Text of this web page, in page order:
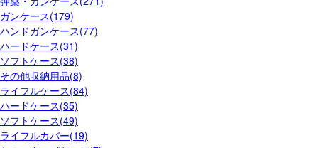
ガンケース(179)
ハンドガンケース(77)
ハードケース(31)
ソフトケース(38)
その他収納用品(8)
ライフルケース(84)
ハードケース(35)
ソフトケース(49)
ライフルカバー(19)